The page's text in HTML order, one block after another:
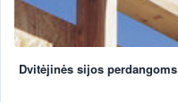
Dvitėjinės sijos perdangoms